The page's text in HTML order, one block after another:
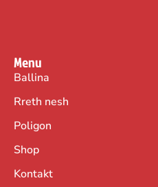
Menu
Ballina
Rreth nesh
Poligon
Shop
Kontakt